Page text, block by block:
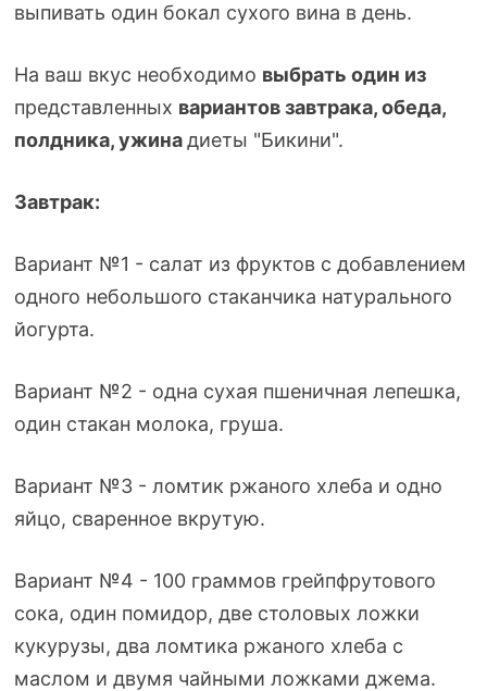
выпивать один бокал сухого вина в день.
На ваш вкус необходимо выбрать один из
представленных вариантов завтрака, обеда,
полдника, ужинадиеты "Бикини".
Завтрак:
Вариант №1 - салат из фруктов с добавлением
одного небольшого стаканчика натурального
йогурта.
Вариант №2 - одна сухая пшеничная лепешка,
один стакан молока, груша.
Вариант №3 - ломтик ржаного хлеба и одно
яйцо, сваренное вкрутую.
Вариант №4 - 100 граммов грейпфрутового
сока, один помидор, две столовых ложки
кукурузы, два ломтика ржаного хлеба с
маслом и двумя чайными ложками джема.